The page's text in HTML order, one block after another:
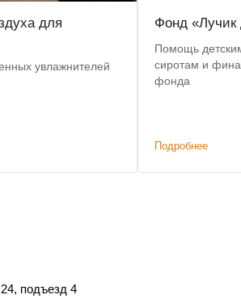
для
увлажнителей
Фонд «Лучик
Помощь
сиротам и
фонда
Подробнее
подъезд 4